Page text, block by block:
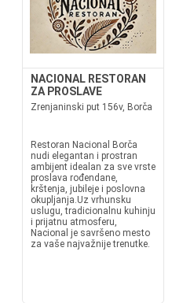
NACIONAL RESTORAN
ZA PROSLAVE
Zrenjaninski put 156v, Borča
Restoran Nacional Borča
nudi elegantan i prostran
ambijent idealan za sve vrste
proslava rođendane,
krštenja, jubileje i poslovna
okupljanja.Uz vrhunsku
uslugu, tradicionalnu kuhinju
i prijatnu atmosferu,
Nacional je savršeno mesto
za vaše najvažnije trenutke.